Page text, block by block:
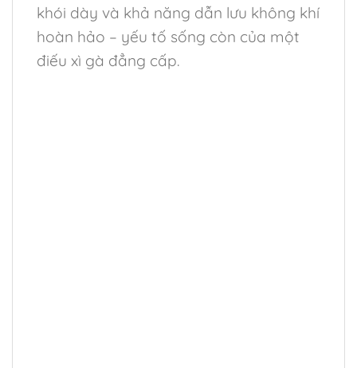
khói dày và khả năng dẫn lưu không khí
hoàn hảo – yếu tố sống còn của một
điếu xì gà đẳng cấp.